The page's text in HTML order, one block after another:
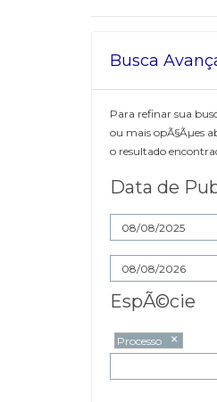
Busca
Para refinar sua
ou mais opÃ§Ãµes
o resultado
Data de
EspÃ©cie
×
Processo